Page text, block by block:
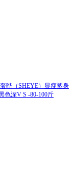
奢晔（SHEYE）显瘦塑身
色深V S -80-100斤